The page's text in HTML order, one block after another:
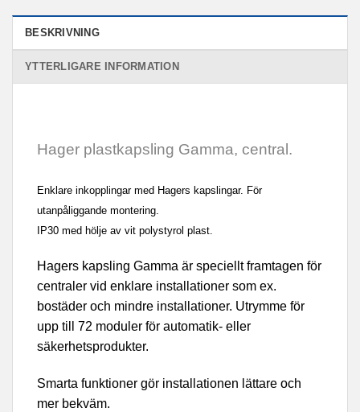
BESKRIVNING
YTTERLIGARE INFORMATION
Hager plastkapsling Gamma, central.
Enklare inkopplingar med Hagers kapslingar. För
utanpåliggande montering.
IP30 med hölje av vit polystyrol plast.
Hagers kapsling Gamma är speciellt framtagen för
centraler vid enklare installationer som ex.
bostäder och mindre installationer. Utrymme för
upp till 72 moduler för automatik- eller
säkerhetsprodukter.
Smarta funktioner gör installationen lättare och
mer bekväm.